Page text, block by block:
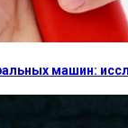
машин: